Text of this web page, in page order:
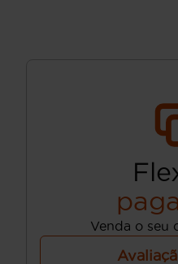
Venda o seu